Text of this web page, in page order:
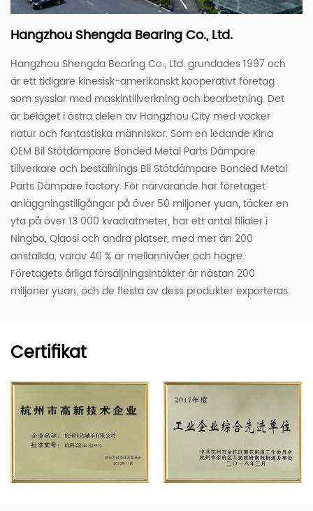
Hangzhou Shengda Bearing Co., Ltd.
Hangzhou Shengda Bearing Co., Ltd. grundades 1997 och
är ett tidigare kinesisk-amerikanskt kooperativt företag
som sysslar med maskintillverkning och bearbetning. Det
är beläget i östra delen av Hangzhou City med vacker
natur och fantastiska människor. Som en ledande Kina
OEM Bil Stötdämpare Bonded Metal Parts Dämpare
tillverkare och beställnings Bil Stötdämpare Bonded Metal
Parts Dämpare factory. För närvarande har företaget
anläggningstillgångar på över 50 miljoner yuan, täcker en
yta på över 13 000 kvadratmeter, har ett antal filialer i
Ningbo, Qiaosi och andra platser, med mer än 200
anställda, varav 40 % är mellannivåer och högre.
Företagets årliga försäljningsintäkter är nästan 200
miljoner yuan, och de flesta av dess produkter exporteras.
Certifikat